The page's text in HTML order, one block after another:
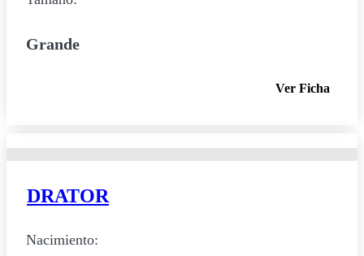
Grande
Ver Ficha
DRATOR
Nacimiento: